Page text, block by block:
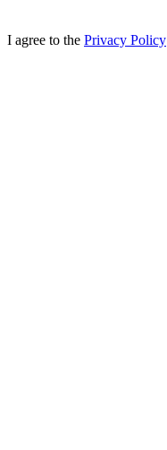
I agree to the Privacy Policy